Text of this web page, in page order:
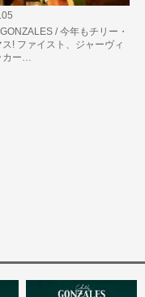
/ 今年もチリー・
ス! ファイスト、ジャーヴィ
カー…